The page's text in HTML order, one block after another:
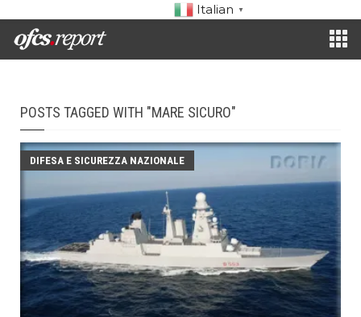
Italian ▼
POSTS TAGGED WITH "MARE SICURO"
DIFESA E SICUREZZA NAZIONALE